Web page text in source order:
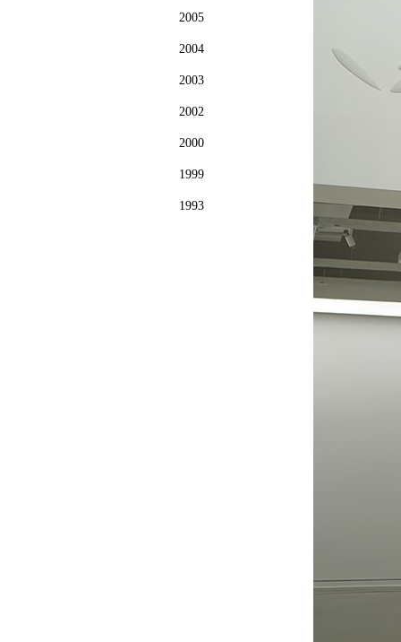
2005
2004
2003
2002
2000
1999
1993